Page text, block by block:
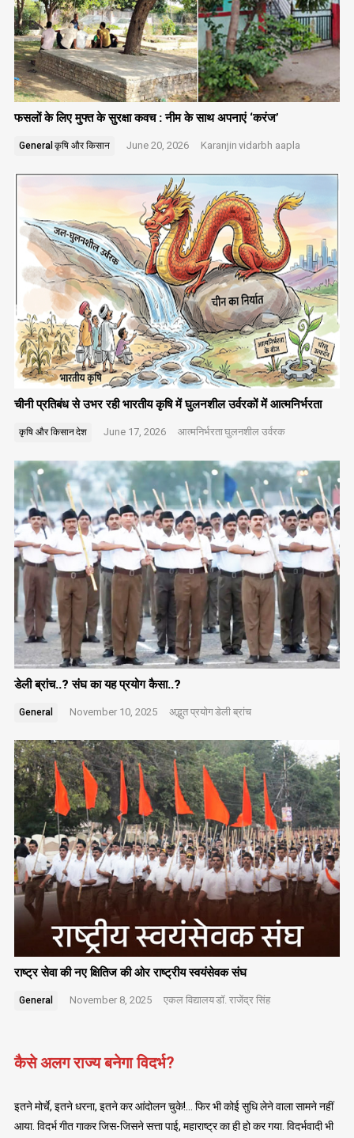
फसलों के लिए मुफ्त के सुरक्षा कवच : नीम के साथ अपनाएं ‘करंज’
General कृषि और किसान June 20, 2026 Karanjin vidarbh aapla
चीनी प्रतिबंध से उभर रही भारतीय कृषि में घुलनशील उर्वरकों में आत्मनिर्भरता
कृषि और किसानदेश June 17, 2026 आत्मनिर्भरताघुलनशील उर्वरक
डेली ब्रांच..? संघ का यह प्रयोग कैसा..?
General November 10, 2025 अद्भुत प्रयोगडेली ब्रांच
राष्ट्र सेवा की नए क्षितिज की ओर राष्ट्रीय स्वयंसेवक संघ
General November 8, 2025 एकल विद्यालयडॉ. राजेंद्र सिंह
कैसे अलग राज्य बनेगा विदर्भ?
इतने मोर्चे, इतने धरना, इतने कर आंदोलन चुके!… फिर भी कोई सुधि लेने वाला सामने नहीं
आया. विदर्भ गीत गाकर जिस-जिसने सत्ता पाई, महाराष्ट्र का ही हो कर गया. विदर्भवादी भी